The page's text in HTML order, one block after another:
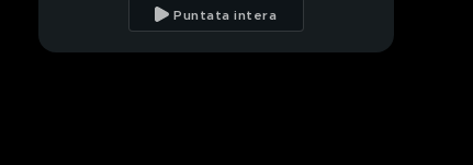
Puntata intera